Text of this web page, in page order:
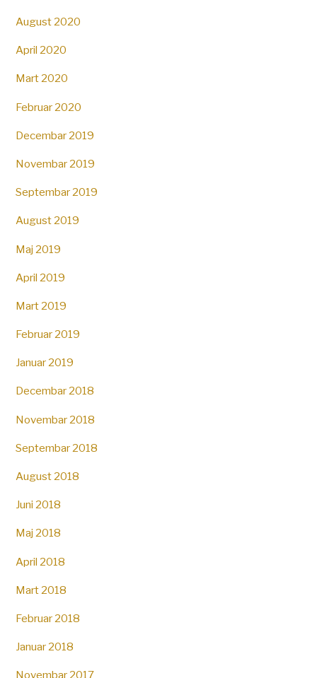
August 2020
April 2020
Mart 2020
Februar 2020
Decembar 2019
Novembar 2019
Septembar 2019
August 2019
Maj 2019
April 2019
Mart 2019
Februar 2019
Januar 2019
Decembar 2018
Novembar 2018
Septembar 2018
August 2018
Juni 2018
Maj 2018
April 2018
Mart 2018
Februar 2018
Januar 2018
Novembar 2017